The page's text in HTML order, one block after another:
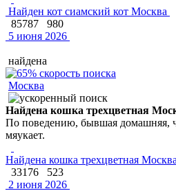
Найден кот сиамский кот Москва
85787
980
5 июня 2026
найдена
Москва
Найдена кошка трехцветная
По поведению, бывшая домашняя,
мяукает.
Найдена кошка трехцветная Москва
33176
523
2 июня 2026